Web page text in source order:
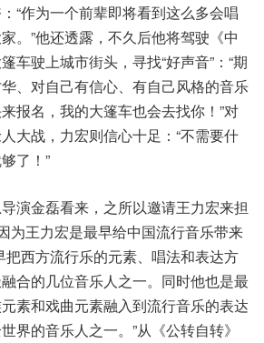
“作为一个前辈即将看到这么多会唱
。”他还透露，不久后他将驾驶《中
车驶上城市街头，寻找“好声音”：“期
、对自己有信心、有自己风格的音乐
报名，我的大篷车也会去找你！”对
大战，力宏则信心十足：“不需要什
了！”
演金磊看来，之所以邀请王力宏来担
为王力宏是最早给中国流行音乐带来
把西方流行乐的元素、唱法和表达方
合的几位音乐人之一。同时他也是最
素和戏曲元素融入到流行音乐的表达
界的音乐人之一。”从《公转自转》